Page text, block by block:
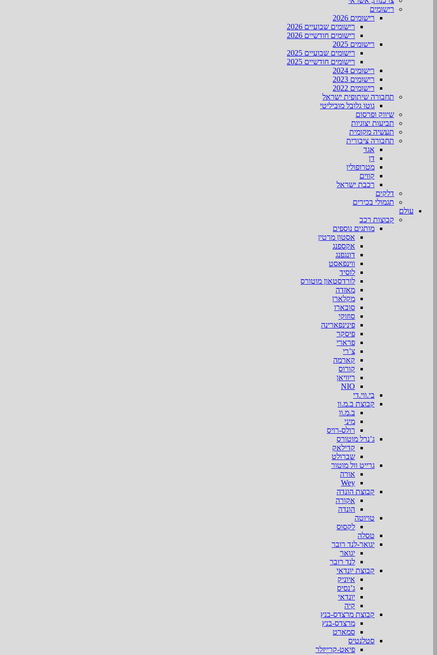
רישומים
רישומים 2026
רישומים שבועיים 2026
רישומים חודשיים 2026
רישומים 2025
רישומים שבועיים 2025
רישומים חודשיים 2025
רישומים 2024
רישומים 2023
רישומים 2022
תחבורה שיתופית ישראל
גוטו גלובל מוביליטי
שיווק ופרסום
תביעות יצוגיות
תעשיה מקומית
תחבורה ציבורית
אגד
דן
מטרופולין
קווים
רכבת ישראל
דלקים
תגמולי בכירים
עולם
קבוצות רכב
מותגים נוספים
אסטון מרטין
אקספנג
דונגפנג
ווינפאסט
לוסיד
לורדסטאון מוטורס
מאזדה
מקלארן
סובארו
סוזוקי
פינינפארינה
פיסקר
פרארי
צ’רי
קארמה
קורוס
ריוויאן
NIO
בי.ווי.די
קבוצת ב.מ.וו
ב.מ.וו
מיני
רולס-רויס
ג’נרל מוטורס
קדילאק
שברולט
גרייט וול מוטור
אורה
Wey
קבוצת הונדה
אקורה
הונדה
טויוטה
לקסוס
טסלה
יגואר-לנד רובר
יגואר
לנד רובר
קבוצת יונדאי
איוניק
ג’נסיס
יונדאי
קיה
קבוצת מרצדס-בנץ
מרצדס-בנץ
סמארט
סטלנטיס
פיאט-קרייזלר